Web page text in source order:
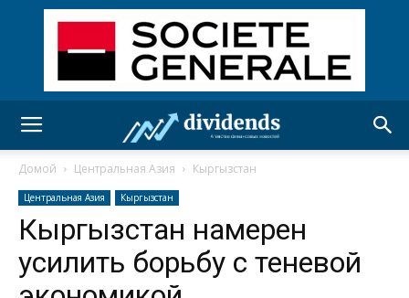
Домой Центральная Азия Кыргызстан
Центральная Азия Кыргызстан
Кыргызстан намерен
усилить борьбу с теневой